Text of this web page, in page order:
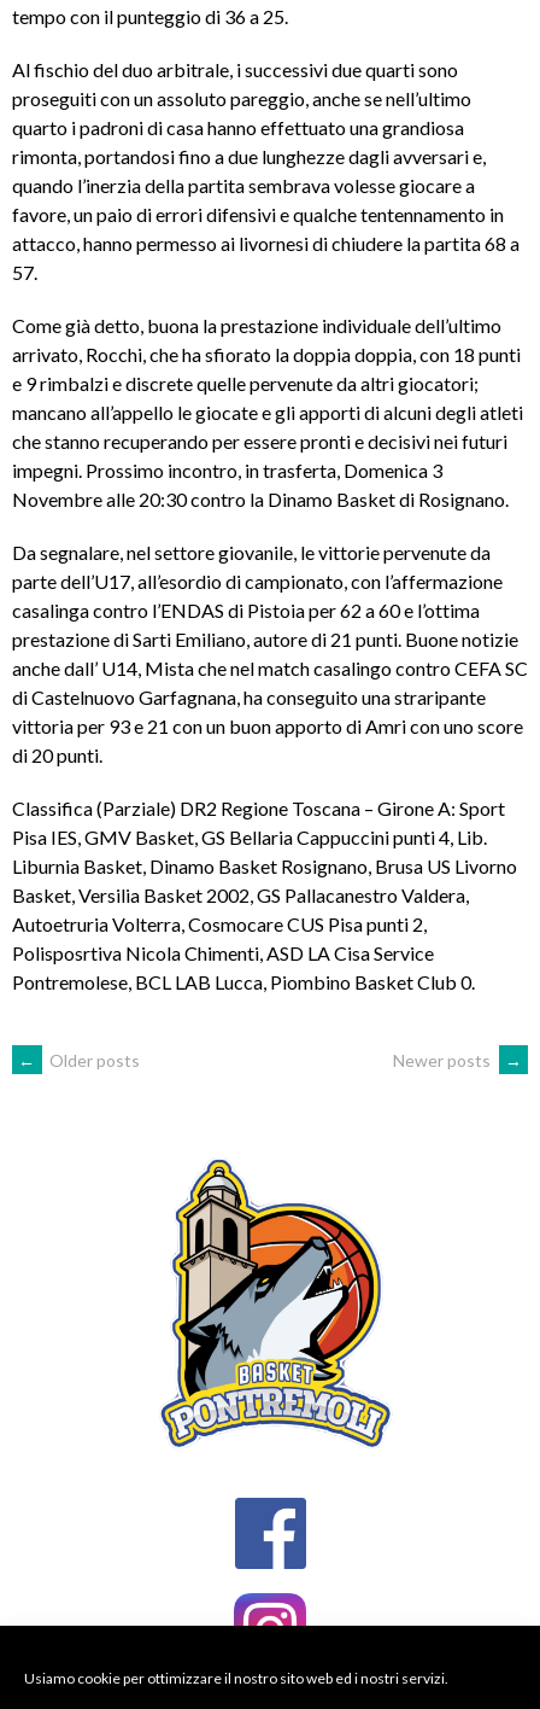
Usiamo cookie per ottimizzare il nostro sito web ed i nostri servizi.
tempo con il punteggio di 36 a 25.
Al fischio del duo arbitrale, i successivi due quarti sono
proseguiti con un assoluto pareggio, anche se nell’ultimo
quarto i padroni di casa hanno effettuato una grandiosa
rimonta, portandosi fino a due lunghezze dagli avversari e,
quando l’inerzia della partita sembrava volesse giocare a
favore, un paio di errori difensivi e qualche tentennamento in
attacco, hanno permesso ai livornesi di chiudere la partita 68 a
57.
Come già detto, buona la prestazione individuale dell’ultimo
arrivato, Rocchi, che ha sfiorato la doppia doppia, con 18 punti
e 9 rimbalzi e discrete quelle pervenute da altri giocatori;
mancano all’appello le giocate e gli apporti di alcuni degli atleti
che stanno recuperando per essere pronti e decisivi nei futuri
impegni. Prossimo incontro, in trasferta, Domenica 3
Novembre alle 20:30 contro la Dinamo Basket di Rosignano.
Da segnalare, nel settore giovanile, le vittorie pervenute da
parte dell’U17, all’esordio di campionato, con l’affermazione
casalinga contro l’ENDAS di Pistoia per 62 a 60 e l’ottima
prestazione di Sarti Emiliano, autore di 21 punti. Buone notizie
anche dall’ U14, Mista che nel match casalingo contro CEFA SC
di Castelnuovo Garfagnana, ha conseguito una straripante
vittoria per 93 e 21 con un buon apporto di Amri con uno score
di 20 punti.
Classifica (Parziale) DR2 Regione Toscana – Girone A: Sport
Pisa IES, GMV Basket, GS Bellaria Cappuccini punti 4, Lib.
Liburnia Basket, Dinamo Basket Rosignano, Brusa US Livorno
Basket, Versilia Basket 2002, GS Pallacanestro Valdera,
Autoetruria Volterra, Cosmocare CUS Pisa punti 2,
Polisposrtiva Nicola Chimenti, ASD LA Cisa Service
Pontremolese, BCL LAB Lucca, Piombino Basket Club 0.
POSTS
← Older posts Newer posts →